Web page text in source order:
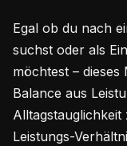
Egal ob du nach
suchst oder als
möchtest –
Balance aus
Leistungs-